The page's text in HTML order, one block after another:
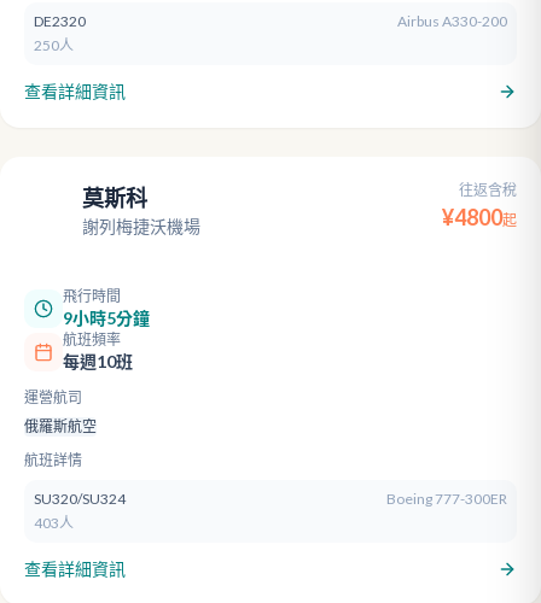
DE2320
Airbus A330-200
250人
查看詳細資訊
莫斯科
謝列梅捷沃機場
往返含稅
¥4800起
飛行時間
9小時5分鐘
航班頻率
每週10班
運營航司
俄羅斯航空
航班詳情
SU320/SU324
Boeing 777-300ER
403人
查看詳細資訊